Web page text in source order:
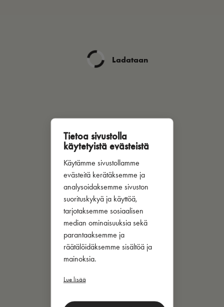
Tietoa sivustolla
käytetyistä evästeistä
Käytämme sivustollamme
evästeitä kerätäksemme ja
analysoidaksemme sivuston
suorituskykyä ja käyttöä,
tarjotaksemme sosiaalisen
median ominaisuuksia sekä
parantaaksemme ja
räätälöidäksemme sisältöä ja
mainoksia.
Lue lisää
Ladataan